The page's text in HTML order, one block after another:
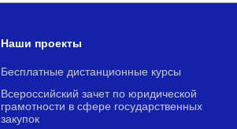
Наши проекты
Бесплатные дистанционные курсы
Всероссийский зачет по юридической
грамотности в сфере государственных
закупок